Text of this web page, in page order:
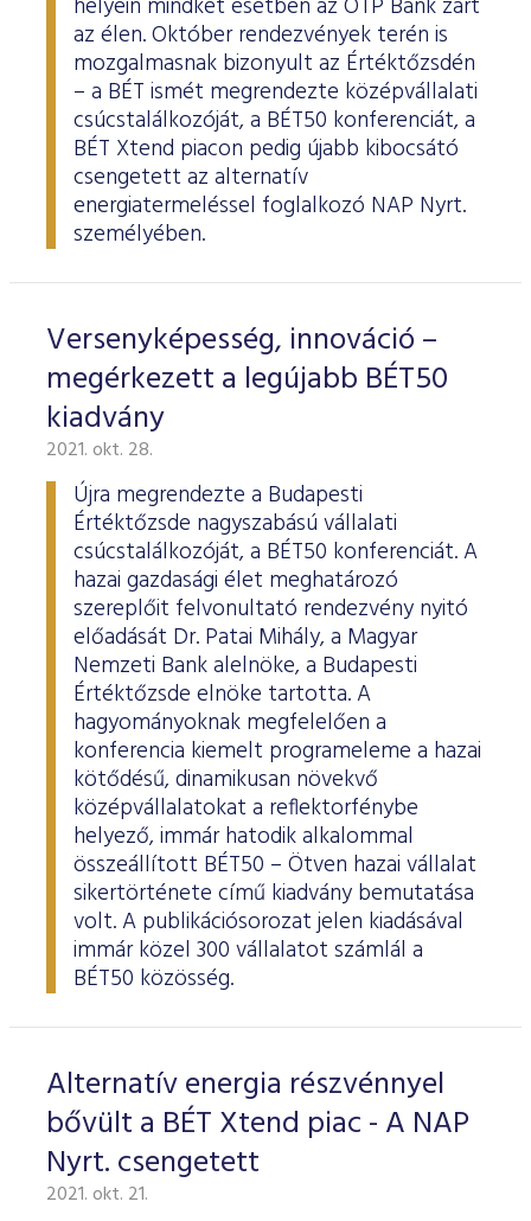
helyein mindkét esetben az OTP Bank zárt
az élen. Október rendezvények terén is
mozgalmasnak bizonyult az Értéktőzsdén
– a BÉT ismét megrendezte középvállalati
csúcstalálkozóját, a BÉT50 konferenciát, a
BÉT Xtend piacon pedig újabb kibocsátó
csengetett az alternatív
energiatermeléssel foglalkozó NAP Nyrt.
személyében.
Versenyképesség, innováció –
megérkezett a legújabb BÉT50
kiadvány
2021. okt. 28.
Újra megrendezte a Budapesti
Értéktőzsde nagyszabású vállalati
csúcstalálkozóját, a BÉT50 konferenciát. A
hazai gazdasági élet meghatározó
szereplőit felvonultató rendezvény nyitó
előadását Dr. Patai Mihály, a Magyar
Nemzeti Bank alelnöke, a Budapesti
Értéktőzsde elnöke tartotta. A
hagyományoknak megfelelően a
konferencia kiemelt programeleme a hazai
kötődésű, dinamikusan növekvő
középvállalatokat a reflektorfénybe
helyező, immár hatodik alkalommal
összeállított BÉT50 – Ötven hazai vállalat
sikertörténete című kiadvány bemutatása
volt. A publikációsorozat jelen kiadásával
immár közel 300 vállalatot számlál a
BÉT50 közösség.
Alternatív energia részvénnyel
bővült a BÉT Xtend piac - A NAP
Nyrt. csengetett
2021. okt. 21.